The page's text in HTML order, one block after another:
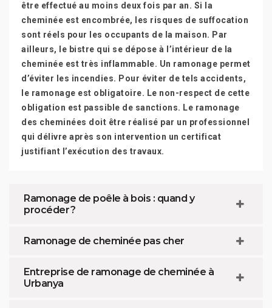
être effectué au moins deux fois par an. Si la
cheminée est encombrée, les risques de suffocation
sont réels pour les occupants de la maison. Par
ailleurs, le bistre qui se dépose à l’intérieur de la
cheminée est très inflammable. Un ramonage permet
d’éviter les incendies. Pour éviter de tels accidents,
le ramonage est obligatoire. Le non-respect de cette
obligation est passible de sanctions. Le ramonage
des cheminées doit être réalisé par un professionnel
qui délivre après son intervention un certificat
justifiant l’exécution des travaux.
Ramonage de poêle à bois : quand y
procéder ?
Ramonage de cheminée pas cher
Entreprise de ramonage de cheminée à
Urbanya